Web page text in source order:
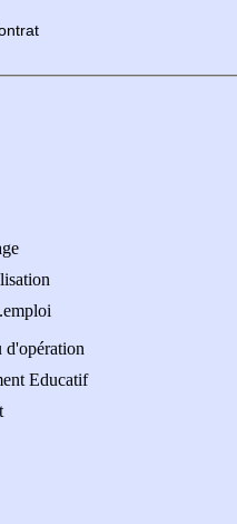
d'opération
Educatif